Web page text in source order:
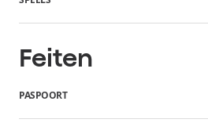
Feiten
PASPOORT